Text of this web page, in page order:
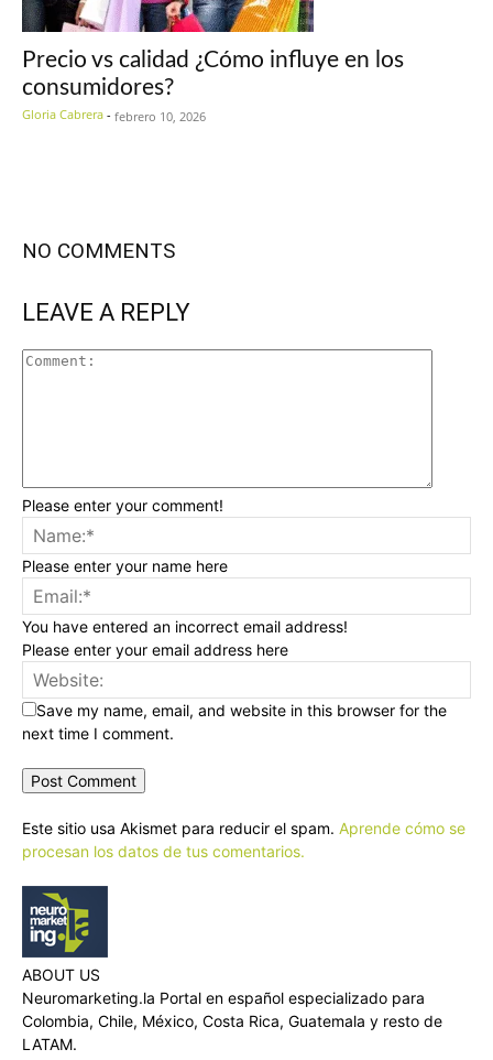
Precio vs calidad ¿Cómo influye en los
consumidores?
Gloria Cabrera - febrero 10, 2026
NO COMMENTS
LEAVE A REPLY
Please enter your comment!
Please enter your name here
You have entered an incorrect email address!
Please enter your email address here
Save my name, email, and website in this browser for the
next time I comment.
Este sitio usa Akismet para reducir el spam. Aprende cómo se
procesan los datos de tus comentarios.
ABOUT US
Neuromarketing.la Portal en español especializado para
Colombia, Chile, México, Costa Rica, Guatemala y resto de
LATAM.